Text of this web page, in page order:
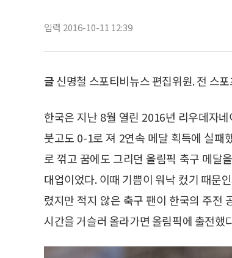
입력 2016-10-11 12:39
글신명철 스포티비뉴스 편집위원. 전 스
한국은 지난 8월 열린 2016년 리우데자
붓고도 0-1로 져 2연속 메달 획득에 실패
로 꺾고 꿈에도 그리던 올림픽 축구 메달
대업이었다. 이때 기쁨이 워낙 컸기 때문
렸지만 적지 않은 축구 팬이 한국의 주전
시간을 거슬러 올라가면 올림픽에 출전했